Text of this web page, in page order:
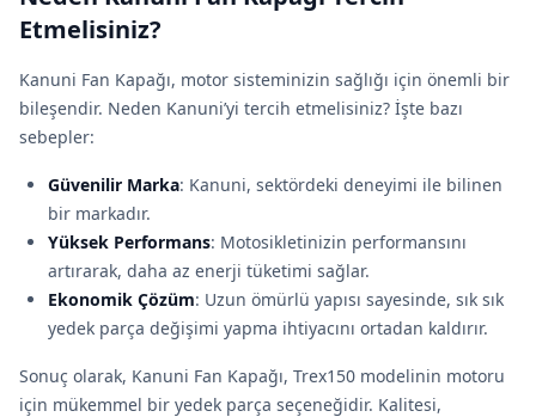
Etmelisiniz?
Kanuni Fan Kapağı, motor sisteminizin sağlığı için önemli bir
bileşendir. Neden Kanuni’yi tercih etmelisiniz? İşte bazı
sebepler:
Güvenilir Marka: Kanuni, sektördeki deneyimi ile bilinen
bir markadır.
Yüksek Performans: Motosikletinizin performansını
artırarak, daha az enerji tüketimi sağlar.
Ekonomik Çözüm: Uzun ömürlü yapısı sayesinde, sık sık
yedek parça değişimi yapma ihtiyacını ortadan kaldırır.
Sonuç olarak, Kanuni Fan Kapağı, Trex150 modelinin motoru
için mükemmel bir yedek parça seçeneğidir. Kalitesi,